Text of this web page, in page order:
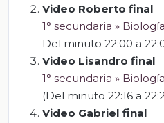
Video Roberto final
1° secundaria »
Del minuto 22:00 a
Video Lisandro final
1° secundaria »
(Del minuto 22:16 a
Video Gabriel final